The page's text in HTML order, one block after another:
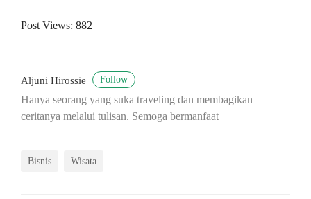
Post Views: 882
Aljuni Hirossie Follow
Hanya seorang yang suka traveling dan membagikan
ceritanya melalui tulisan. Semoga bermanfaat
Bisnis Wisata